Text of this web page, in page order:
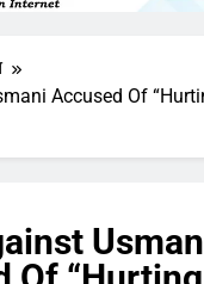
Accused Of